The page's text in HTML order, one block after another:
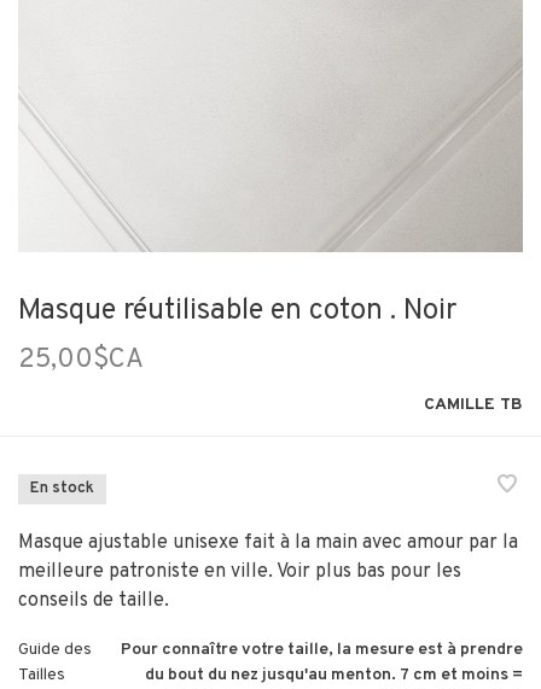
Masque réutilisable en coton . Noir
25,00$CA
CAMILLE TB
En stock
Masque ajustable unisexe fait à la main avec amour par la
meilleure patroniste en ville. Voir plus bas pour les
conseils de taille.
Guide des
Tailles
Pour connaître votre taille, la mesure est à prendre
du bout du nez jusqu'au menton. 7 cm et moins =